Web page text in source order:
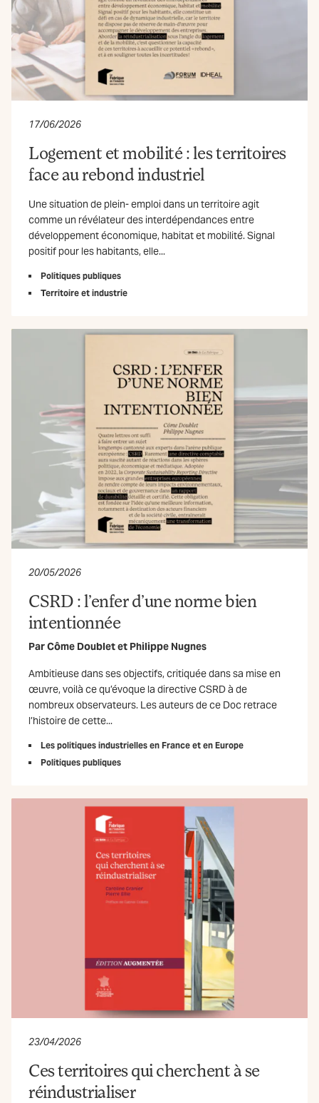
17/06/2026
Logement et mobilité : les territoires
face au rebond industriel
Une situation de plein- emploi dans un territoire agit
comme un révélateur des interdépendances entre
développement économique, habitat et mobilité. Signal
positif pour les habitants, elle...
Politiques publiques
Territoire et industrie
20/05/2026
CSRD : l’enfer d’une norme bien
intentionnée
ParCôme Doubletet Philippe Nugnes
Ambitieuse dans ses objectifs, critiquée dans sa mise en
œuvre, voilà ce qu’évoque la directive CSRD à de
nombreux observateurs. Les auteurs de ce Doc retrace
l’histoire de cette...
Les politiques industrielles en France et en Europe
Politiques publiques
23/04/2026
Ces territoires qui cherchent à se
réindustrialiser